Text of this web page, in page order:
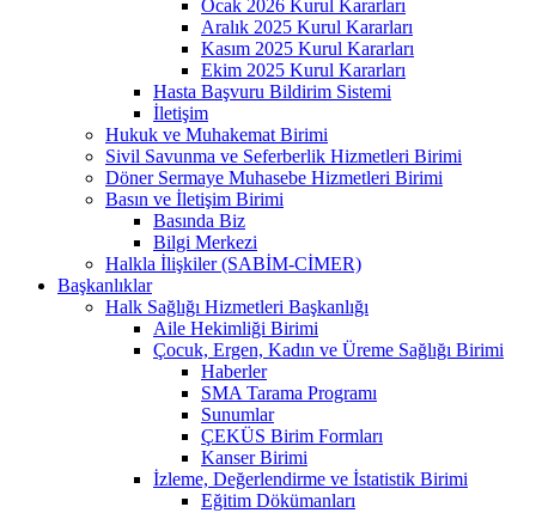
Ocak 2026 Kurul Kararları
Aralık 2025 Kurul Kararları
Kasım 2025 Kurul Kararları
Ekim 2025 Kurul Kararları
Hasta Başvuru Bildirim Sistemi
İletişim
Hukuk ve Muhakemat Birimi
Sivil Savunma ve Seferberlik Hizmetleri Birimi
Döner Sermaye Muhasebe Hizmetleri Birimi
Basın ve İletişim Birimi
Basında Biz
Bilgi Merkezi
Halkla İlişkiler (SABİM-CİMER)
Başkanlıklar
Halk Sağlığı Hizmetleri Başkanlığı
Aile Hekimliği Birimi
Çocuk, Ergen, Kadın ve Üreme Sağlığı Birimi
Haberler
SMA Tarama Programı
Sunumlar
ÇEKÜS Birim Formları
Kanser Birimi
İzleme, Değerlendirme ve İstatistik Birimi
Eğitim Dökümanları